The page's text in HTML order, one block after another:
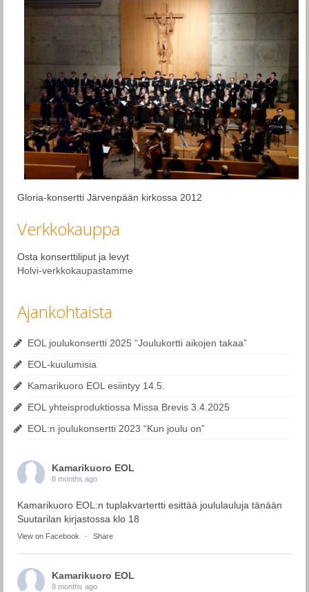
Gloria-konsertti Järvenpään kirkossa 2012
Verkkokauppa
Osta konserttiliput ja levyt
Holvi-verkkokaupastamme
Ajankohtaista
EOL joulukonsertti 2025 “Joulukortti aikojen takaa”
EOL-kuulumisia
Kamarikuoro EOL esiintyy 14.5.
EOL yhteisproduktiossa Missa Brevis 3.4.2025
EOL:n joulukonsertti 2023 “Kun joulu on”
Kamarikuoro EOL
8 months ago
Kamarikuoro EOL:n tuplakvartertti esittää joululauluja tänään
Suutarilan kirjastossa klo 18
View on Facebook · Share
Kamarikuoro EOL
8 months ago